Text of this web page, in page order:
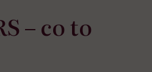
– co to